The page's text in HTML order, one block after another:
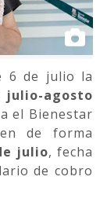
6 de julio la
julio-agosto
el Bienestar
de forma
julio, fecha
de cobro